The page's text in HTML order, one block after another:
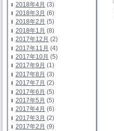
2018年4月 (3)
2018年3月 (6)
2018年2月 (5)
2018年1月 (8)
2017年12月 (2)
2017年11月 (4)
2017年10月 (5)
2017年9月 (1)
2017年8月 (3)
2017年7月 (2)
2017年6月 (5)
2017年5月 (5)
2017年4月 (6)
2017年3月 (2)
2017年2月 (9)